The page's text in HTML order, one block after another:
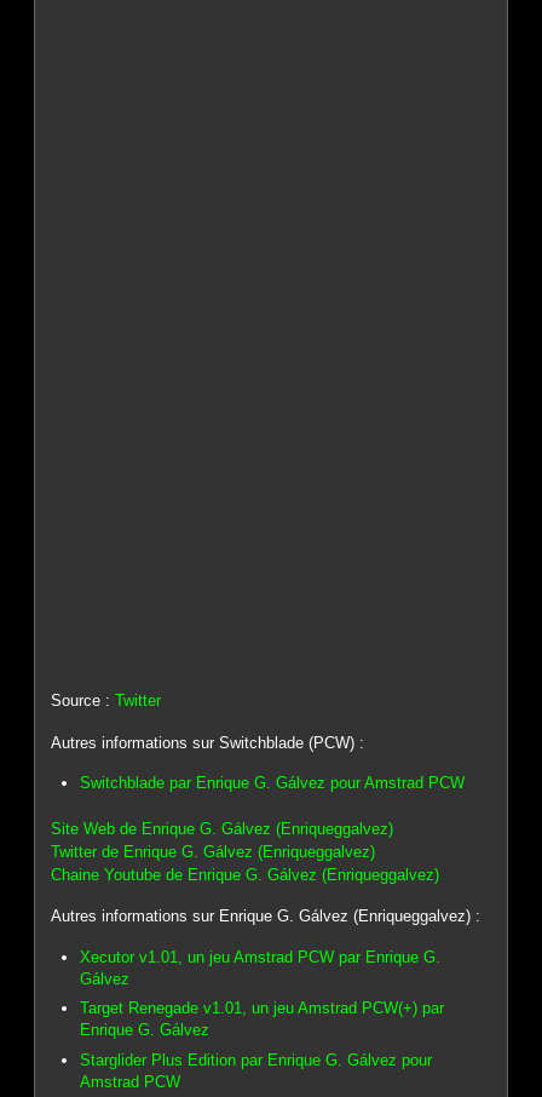
Source :Twitter
Autres informations sur Switchblade (PCW) :
Switchblade par Enrique G. Gálvez pour Amstrad PCW
Site Web de Enrique G. Gálvez (Enriqueggalvez)
Twitter de Enrique G. Gálvez (Enriqueggalvez)
Chaine Youtube de Enrique G. Gálvez (Enriqueggalvez)
Autres informations sur Enrique G. Gálvez (Enriqueggalvez) :
Xecutor v1.01, un jeu Amstrad PCW par Enrique G.
Gálvez
Target Renegade v1.01, un jeu Amstrad PCW(+) par
Enrique G. Gálvez
Starglider Plus Edition par Enrique G. Gálvez pour
Amstrad PCW